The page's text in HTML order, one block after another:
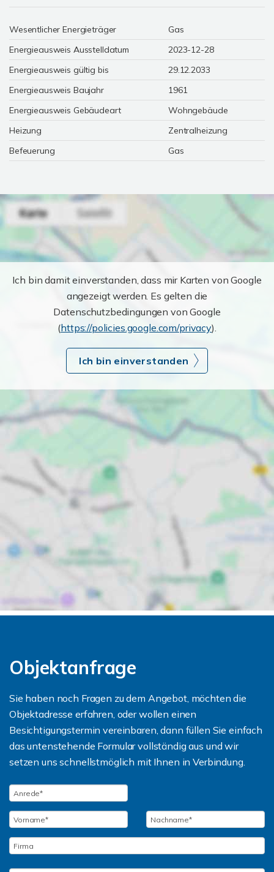
Wesentlicher Energieträger
Gas
Energieausweis Ausstelldatum
2023-12-28
Energieausweis gültig bis
29.12.2033
Energieausweis Baujahr
1961
Energieausweis Gebäudeart
Wohngebäude
Heizung
Zentralheizung
Befeuerung
Gas
Ich bin damit einverstanden, dass mir Karten von Google
angezeigt werden. Es gelten die
Datenschutzbedingungen von Google
(https://policies.google.com/privacy).
Ich bin einverstanden
Objektanfrage
Sie haben noch Fragen zu dem Angebot, möchten die
Objektadresse erfahren, oder wollen einen
Besichtigungstermin vereinbaren, dann füllen Sie einfach
das untenstehende Formular vollständig aus und wir
setzen uns schnellstmöglich mit Ihnen in Verbindung.